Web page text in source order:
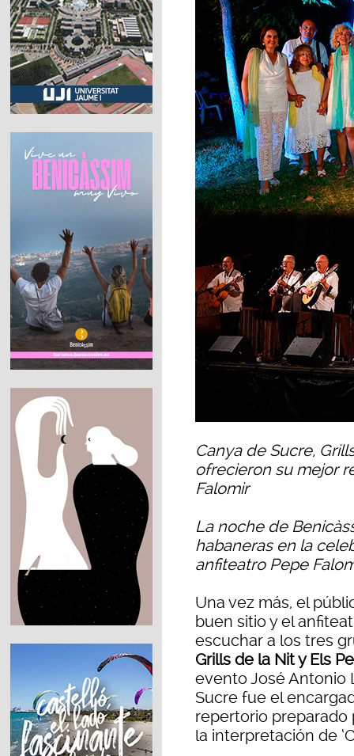
Canya de Sucre,
ofrecieron su mejor
Falomir
La noche de
habaneras en la
anfiteatro Pepe
Una vez más, el
buen sitio y el
escuchar a los tres
Grills de la Nit y Els
evento José Antonio
Sucre fue el
repertorio preparado
la interpretación de